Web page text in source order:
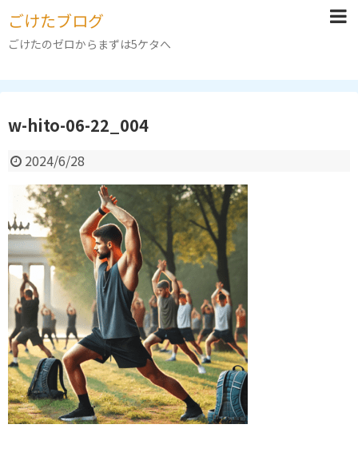
ごけたブログ
ごけたのゼロからまずは5ケタへ
w-hito-06-22_004
2024/6/28